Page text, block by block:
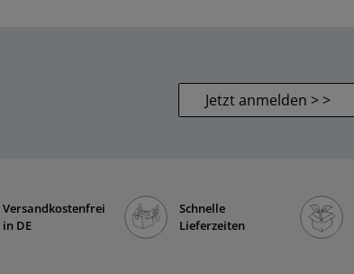
Jetzt anmelden > >
Versandkostenfrei
in DE
Schnelle
Lieferzeiten